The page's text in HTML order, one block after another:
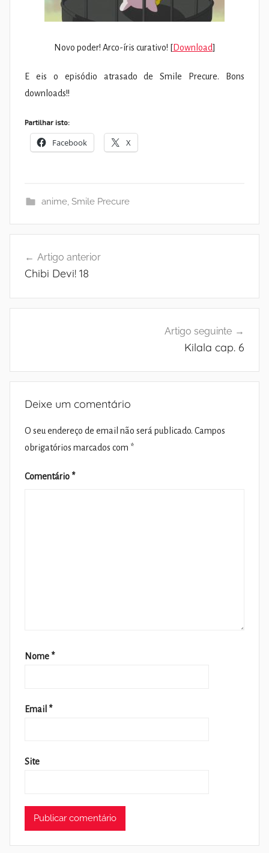
Novo poder! Arco-íris curativo! [Download]
E eis o episódio atrasado de Smile Precure. Bons
downloads!!
Partilhar isto:
Facebook X
anime, Smile Precure
Artigo anterior
Chibi Devi! 18
Artigo seguinte
Kilala cap. 6
Deixe um comentário
O seu endereço de email não será publicado. Campos
obrigatórios marcados com *
Comentário *
Nome *
Email *
Site